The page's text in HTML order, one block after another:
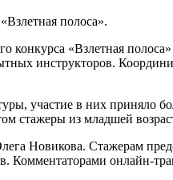
полоса».
«Взлетная
инструкторов.
участие в них
из младшей
Новикова. Стажерам
онлайн-